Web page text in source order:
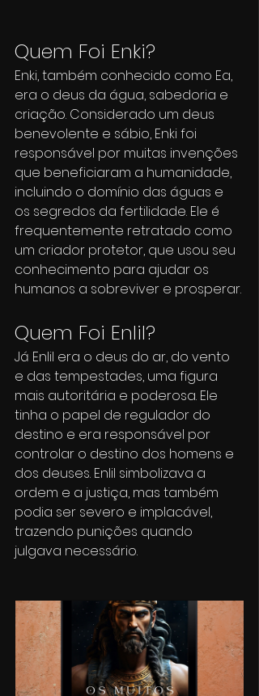
Quem Foi Enki?
Enki, também conhecido como Ea,
era o deus da água, sabedoria e
criação. Considerado um deus
benevolente e sábio, Enki foi
responsável por muitas invenções
que beneficiaram a humanidade,
incluindo o domínio das águas e
os segredos da fertilidade. Ele é
frequentemente retratado como
um criador protetor, que usou seu
conhecimento para ajudar os
humanos a sobreviver e prosperar.
Quem Foi Enlil?
Já Enlil era o deus do ar, do vento
e das tempestades, uma figura
mais autoritária e poderosa. Ele
tinha o papel de regulador do
destino e era responsável por
controlar o destino dos homens e
dos deuses. Enlil simbolizava a
ordem e a justiça, mas também
podia ser severo e implacável,
trazendo punições quando
julgava necessário.